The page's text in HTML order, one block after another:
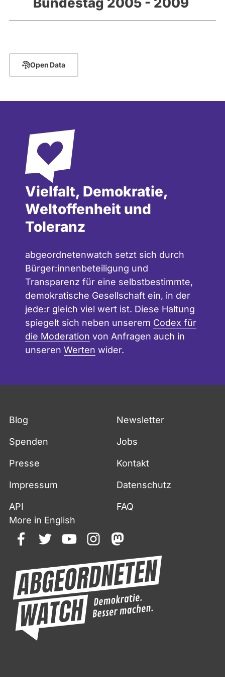
Open Data
Vielfalt, Demokratie,
Weltoffenheit und
Toleranz
abgeordnetenwatch setzt sich durch
Bürger:innenbeteiligung und
Transparenz für eine selbstbestimmte,
demokratische Gesellschaft ein, in der
jede:r gleich viel wert ist. Diese Haltung
spiegelt sich neben unserem Codex für
die Moderation von Anfragen auch in
unseren Werten wider.
Blog Newsletter
Spenden Jobs
Presse Kontakt
Impressum Datenschutz
API
FAQ
More in English
facebooktwitteryoutubeinstagrammastodon